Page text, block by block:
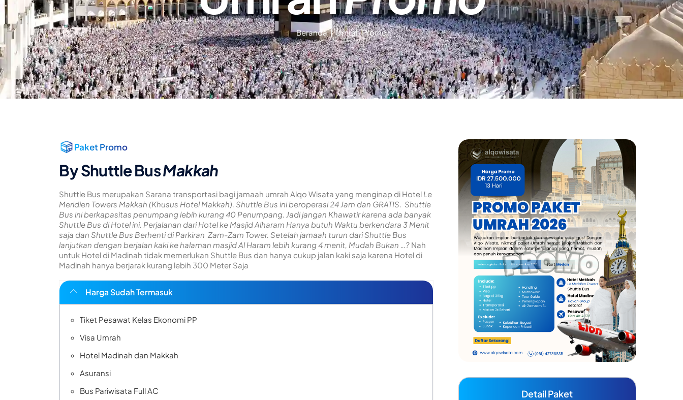
Beranda | Umrah Promo
Paket Promo
By Shuttle BusMakkah
Shuttle Bus merupakan Sarana transportasi bagi jamaah umrah Alqo Wisata yang menginap di Hotel Le
Meridien Towers Makkah (Khusus Hotel Makkah). Shuttle Bus ini beroperasi 24 Jam dan GRATIS. Shuttle
Bus ini berkapasitas penumpang lebih kurang 40 Penumpang. Jadi jangan Khawatir karena ada banyak
Shuttle Bus di Hotel ini. Perjalanan dari Hotel ke Masjid Alharam Hanya butuh Waktu berkendara 3 Menit
saja dan Shuttle Bus Berhenti di Parkiran Zam-Zam Tower. Setelah jamaah turun dari Shuttle Bus
lanjutkan dengan berjalan kaki ke halaman masjid Al Haram lebih kurang 4 menit, Mudah Bukan …? Nah
untuk Hotel di Madinah tidak memerlukan Shuttle Bus dan hanya cukup jalan kaki saja karena Hotel di
Madinah hanya berjarak kurang lebih 300 Meter Saja
Harga Sudah Termasuk
Tiket Pesawat Kelas Ekonomi PP
Visa Umrah
Hotel Madinah dan Makkah
Asuransi
Bus Pariwisata Full AC
Detail Paket